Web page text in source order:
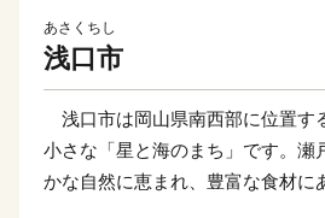
あさくちし
浅口市
浅口市は岡山県南西部に位置す
小さな「星と海のまち」です。瀬
かな自然に恵まれ、豊富な食材に